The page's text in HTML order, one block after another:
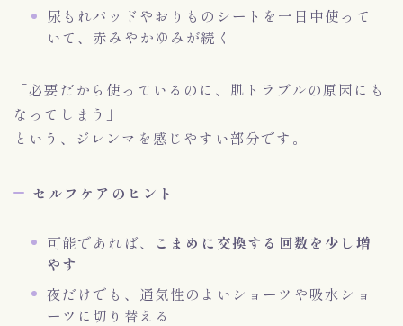
尿もれパッドやおりものシートを一日中使って
いて、赤みやかゆみが続く
「必要だから使っているのに、肌トラブルの原因にも
なってしまう」
という、ジレンマを感じやすい部分です。
セルフケアのヒント
可能であれば、
こまめに交換する回数を少し増
やす
夜だけでも、通気性のよいショーツや吸水ショ
ーツに切り替える